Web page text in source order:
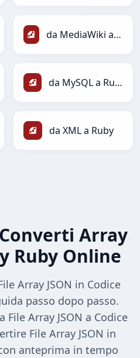
da MediaWiki a Ruby
da MySQL a Ruby
da XML a Ruby
Array
Ruby Online
Array JSON in Codice
passo dopo passo.
Array JSON a Codice
File Array JSON in
anteprima in tempo